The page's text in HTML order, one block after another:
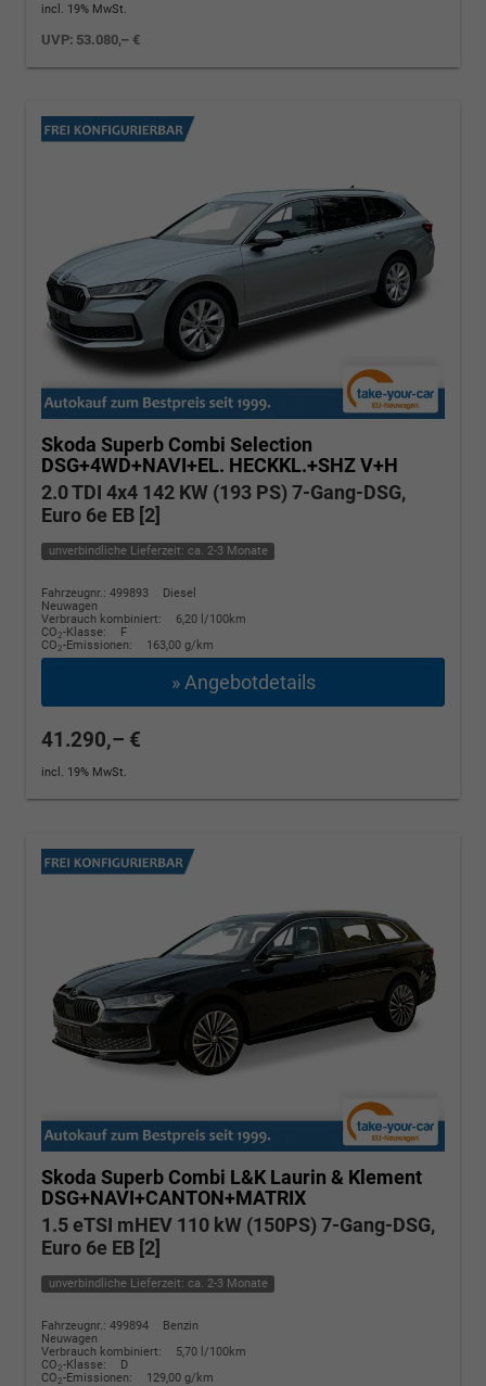
incl. 19% MwSt.
UVP: 53.080,– €
Skoda Superb Combi Selection
DSG+4WD+NAVI+EL. HECKKL.+SHZ V+H
2.0 TDI 4x4 142 KW (193 PS) 7-Gang-DSG,
Euro 6e EB [2]
unverbindliche Lieferzeit: ca. 2-3 Monate
Fahrzeugnr.: 499893
Diesel
Neuwagen
Verbrauch kombiniert:
6,20 l/100km
CO2-Klasse:
F
CO2-Emissionen: 163,00 g/km
» Angebotdetails
41.290,– €
incl. 19% MwSt.
Skoda Superb Combi L&K Laurin & Klement
DSG+NAVI+CANTON+MATRIX
1.5 eTSI mHEV 110 kW (150PS) 7-Gang-DSG,
Euro 6e EB [2]
unverbindliche Lieferzeit: ca. 2-3 Monate
Fahrzeugnr.: 499894
Benzin
Neuwagen
Verbrauch kombiniert:
5,70 l/100km
CO2-Klasse:
D
CO2-Emissionen: 129,00 g/km